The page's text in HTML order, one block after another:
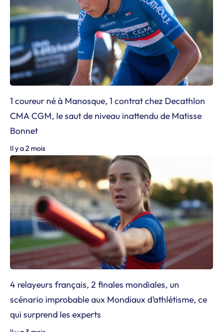
1 coureur né à Manosque, 1 contrat chez Decathlon
CMA CGM, le saut de niveau inattendu de Matisse
Bonnet
Il y a 2 mois
4 relayeurs français, 2 finales mondiales, un
scénario improbable aux Mondiaux d’athlétisme, ce
qui surprend les experts